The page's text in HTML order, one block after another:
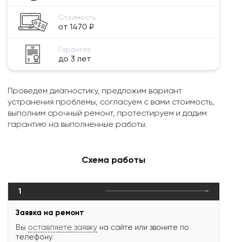
Стоимость
от 1470 ₽
Гарантия
до 3 лет
Проведем диагностику, предложим вариант
устранения проблемы, согласуем с вами стоимость,
выполним срочный ремонт, протестируем и дадим
гарантию на выполненные работы.
Схема работы
1
Заявка на ремонт
Вы оставляете заявку на сайте или звоните по
телефону.